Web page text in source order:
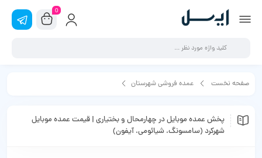
0
صفحه نخست عمده فروشی شهرستان
شیائومی، آیفون)
پخش عمده موبایل در چهارمحال‌ و بختیاری | قیمت عمده موبایل
شهرکرد (سامسونگ، شیائومی، آیفون)